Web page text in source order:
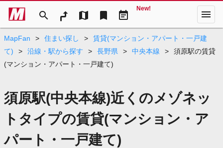
search map bookmark event_note
New! menu
MapFan > 住まい探し >
賃貸(マンション・アパート・一戸建
て)
> 沿線・駅から探す > 長野県 > 中央本線 >
須原駅の賃貸
(マンション・アパート・一戸建て)
須原駅(中央本線)近くのメゾネッ
トタイプの賃貸(マンション・ア
パート・一戸建て)